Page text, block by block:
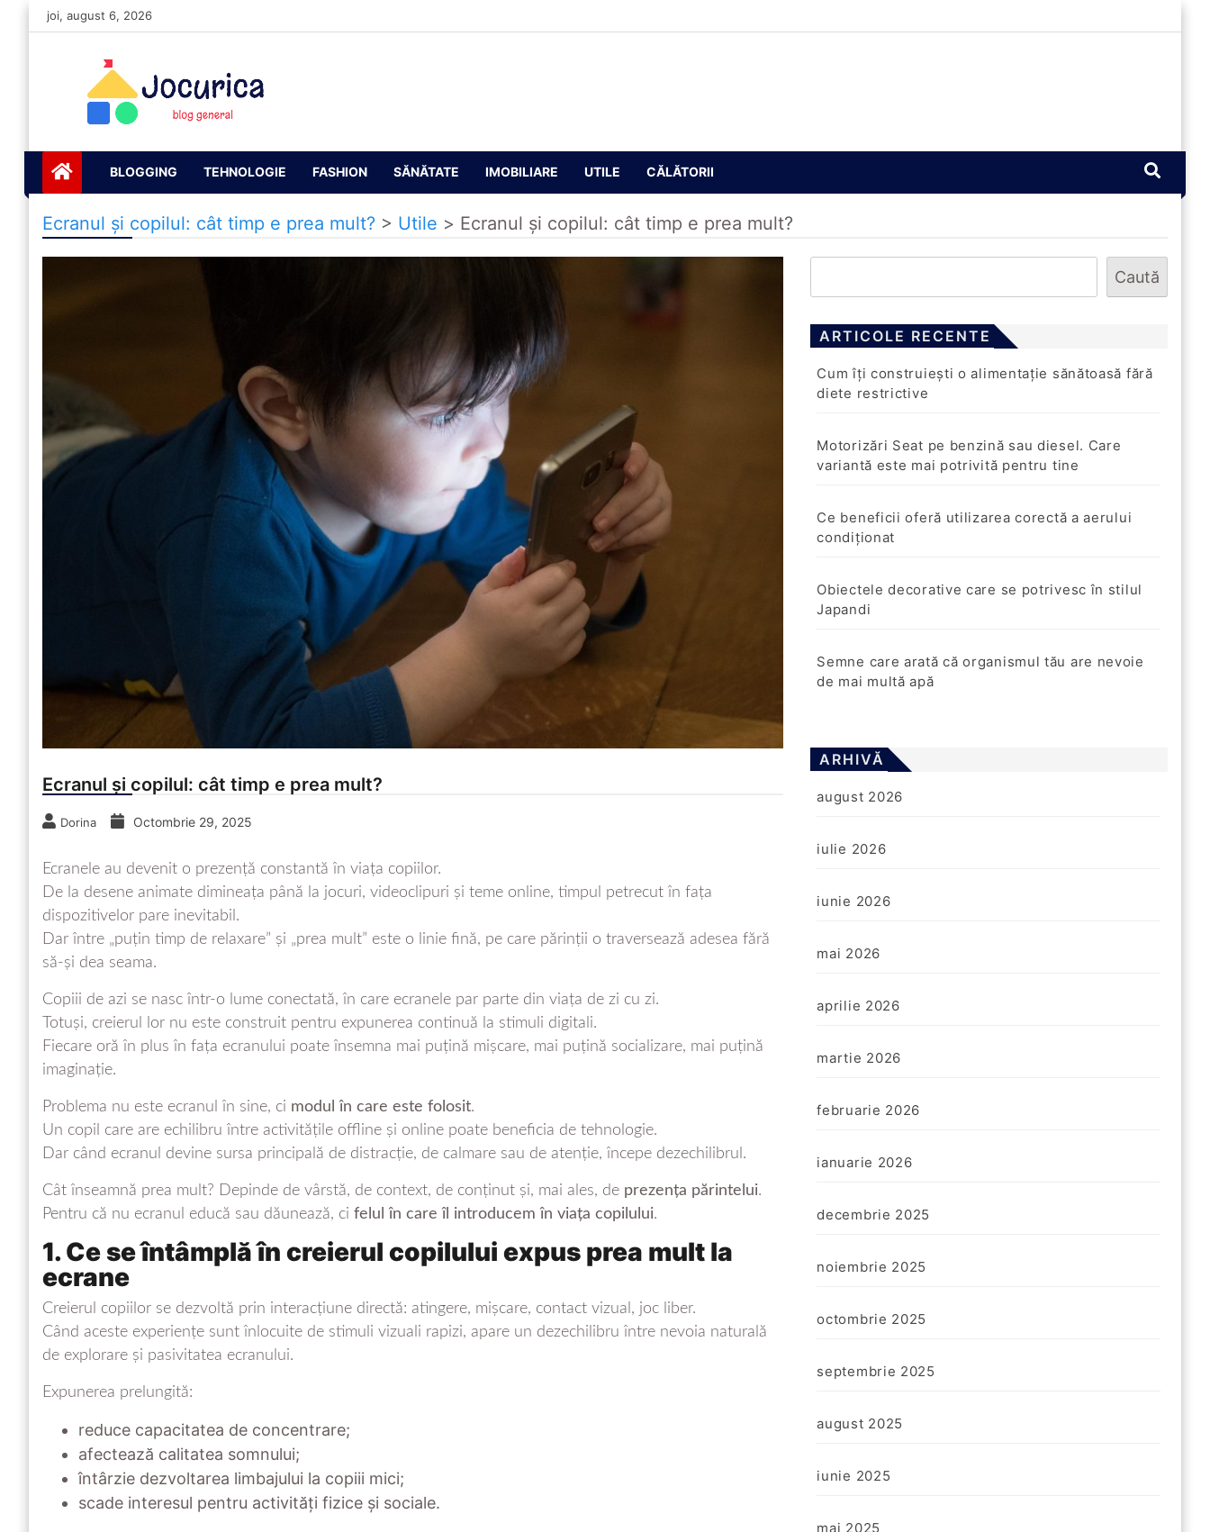
Skip
to
joi, august 6, 2026
Jocurică blog
BLOGGING TEHNOLOGIE FASHION SĂNĂTATE IMOBILIARE UTILE CĂLĂTORII
Ecranul și copilul: cât timp e prea mult? > Utile > Ecranul și copilul: cât timp e prea mult?
Ecranul și copilul: cât timp e prea mult?
Dorina Octombrie 29, 2025
Ecranele au devenit o prezență constantă în viața copiilor.
De la desene animate dimineața până la jocuri, videoclipuri și teme online, timpul petrecut în fața
dispozitivelor pare inevitabil.
Dar între „puțin timp de relaxare” și „prea mult” este o linie fină, pe care părinții o traversează adesea fără
să-și dea seama.
Copiii de azi se nasc într-o lume conectată, în care ecranele par parte din viața de zi cu zi.
Totuși, creierul lor nu este construit pentru expunerea continuă la stimuli digitali.
Fiecare oră în plus în fața ecranului poate însemna mai puțină mișcare, mai puțină socializare, mai puțină
imaginație.
Problema nu este ecranul în sine, ci modul în care este folosit.
Un copil care are echilibru între activitățile offline și online poate beneficia de tehnologie.
Dar când ecranul devine sursa principală de distracție, de calmare sau de atenție, începe dezechilibrul.
Cât înseamnă prea mult? Depinde de vârstă, de context, de conținut și, mai ales, de prezența părintelui.
Pentru că nu ecranul educă sau dăunează, ci felul în care îl introducem în viața copilului.
1. Ce se întâmplă în creierul copilului expus prea mult la
ecrane
Creierul copiilor se dezvoltă prin interacțiune directă: atingere, mișcare, contact vizual, joc liber.
Când aceste experiențe sunt înlocuite de stimuli vizuali rapizi, apare un dezechilibru între nevoia naturală
de explorare și pasivitatea ecranului.
Expunerea prelungită:
reduce capacitatea de concentrare;
afectează calitatea somnului;
întârzie dezvoltarea limbajului la copiii mici;
scade interesul pentru activități fizice și sociale.
Caută
ARTICOLE RECENTE
Cum îți construiești o alimentație sănătoasă fără
diete restrictive
Motorizări Seat pe benzină sau diesel. Care
variantă este mai potrivită pentru tine
Ce beneficii oferă utilizarea corectă a aerului
condiționat
Obiectele decorative care se potrivesc în stilul
Japandi
Semne care arată că organismul tău are nevoie
de mai multă apă
ARHIVĂ
august 2026
iulie 2026
iunie 2026
mai 2026
aprilie 2026
martie 2026
februarie 2026
ianuarie 2026
decembrie 2025
noiembrie 2025
octombrie 2025
septembrie 2025
august 2025
iunie 2025
mai 2025